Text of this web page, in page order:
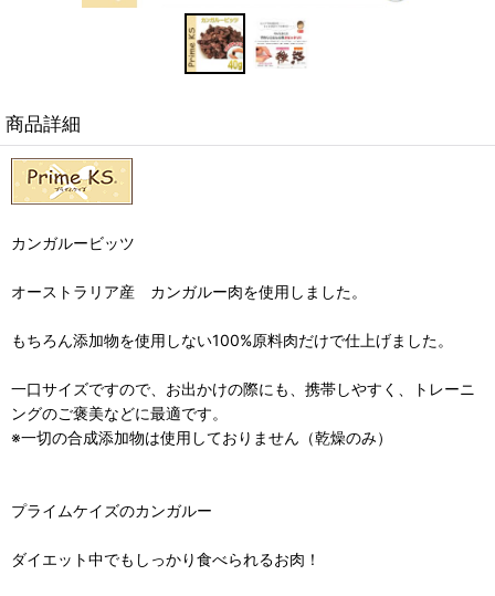
商品詳細
カンガルービッツ
オーストラリア産 カンガルー肉を使用しました。
もちろん添加物を使用しない100%原料肉だけで仕上げました。
一口サイズですので、お出かけの際にも、携帯しやすく、トレーニ
ングのご褒美などに最適です。
※一切の合成添加物は使用しておりません（乾燥のみ）
プライムケイズのカンガルー
ダイエット中でもしっかり食べられるお肉！